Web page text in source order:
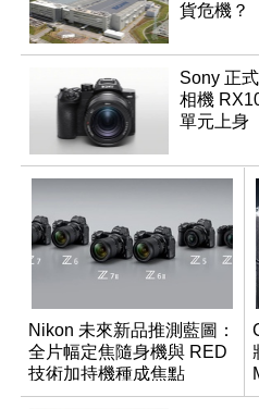
貨危機？
Sony 正
相機
單元上身
Nikon 未來新品推測藍圖：
全片幅定焦隨身機與 RED
技術加持機種成焦點